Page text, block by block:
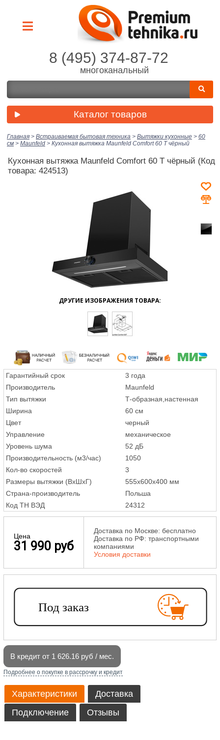
8 (495) 374-87-72
многоканальный
Каталог товаров
Главная > Встраиваемая бытовая техника > Вытяжки кухонные > 60
см > Maunfeld > Кухонная вытяжка Maunfeld Comfort 60 T чёрный
Кухонная вытяжка Maunfeld Comfort 60 T чёрный (Код
товара: 424513)
ДРУГИЕ ИЗОБРАЖЕНИЯ ТОВАРА:
Гарантийный срок
3 года
Производитель
Maunfeld
Тип вытяжки
Т-образная,настенная
Ширина
60 см
Цвет
черный
Управление
механическое
Уровень шума
52 дБ
Производительность (м3/час)
1050
Кол-во скоростей
3
Размеры вытяжки (ВхШхГ)
555х600х400 мм
Страна-производитель
Польша
Код ТН ВЭД
24312
Цена
31 990 руб
Доставка по Москве: бесплатно
Доставка по РФ: транспортными
компаниями
Условия доставки
В кредит от 1 626.16 руб / мес.
Подробнее о покупке в рассрочку и кредит
Характеристики
Доставка
Подключение
Отзывы